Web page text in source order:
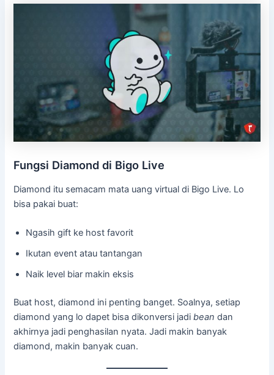
Fungsi Diamond di Bigo Live
Diamond itu semacam mata uang virtual di Bigo Live. Lo
bisa pakai buat:
Ngasih gift ke host favorit
Ikutan event atau tantangan
Naik level biar makin eksis
Buat host, diamond ini penting banget. Soalnya, setiap
diamond yang lo dapet bisa dikonversi jadibean dan
akhirnya jadi penghasilan nyata. Jadi makin banyak
diamond, makin banyak cuan.